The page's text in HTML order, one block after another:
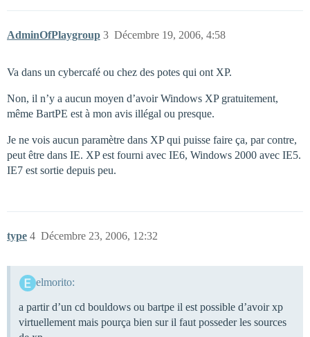
AdminOfPlaygroup Décembre 19, 2006, 4:58
3
Va dans un cybercafé ou chez des potes qui ont XP.
Non, il n’y a aucun moyen d’avoir Windows XP gratuitement,
même BartPE est à mon avis illégal ou presque.
Je ne vois aucun paramètre dans XP qui puisse faire ça, par contre,
peut être dans IE. XP est fourni avec IE6, Windows 2000 avec IE5.
IE7 est sortie depuis peu.
type Décembre 23, 2006, 12:32
4
elmorito:
a partir d’un cd bouldows ou bartpe il est possible d’avoir xp
virtuellement mais pourça bien sur il faut posseder les sources